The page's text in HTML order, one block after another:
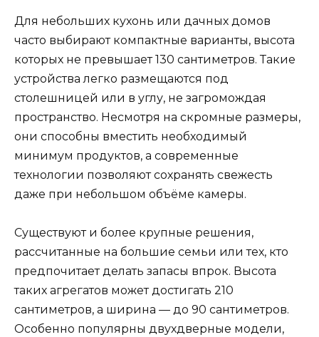
Для небольших кухонь или дачных домов
часто выбирают компактные варианты, высота
которых не превышает 130 сантиметров. Такие
устройства легко размещаются под
столешницей или в углу, не загромождая
пространство. Несмотря на скромные размеры,
они способны вместить необходимый
минимум продуктов, а современные
технологии позволяют сохранять свежесть
даже при небольшом объёме камеры.
Существуют и более крупные решения,
рассчитанные на большие семьи или тех, кто
предпочитает делать запасы впрок. Высота
таких агрегатов может достигать 210
сантиметров, а ширина — до 90 сантиметров.
Особенно популярны двухдверные модели,